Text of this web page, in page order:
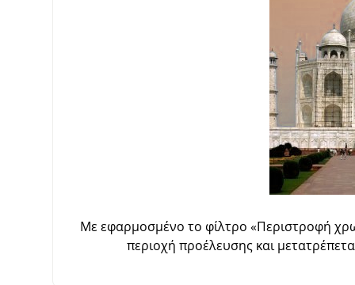
Με εφαρμοσμένο το φίλτρο «Περιστροφή
περιοχή προέλευσης και